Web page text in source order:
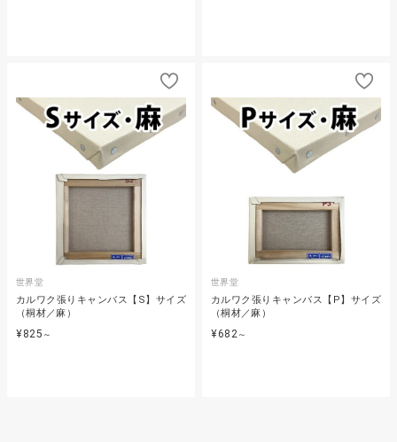
世界堂
カルワク張りキャンバス【S】サイズ
（桐材／麻）
¥825 ～
世界堂
カルワク張りキャンバス【P】サイズ
（桐材／麻）
¥682～